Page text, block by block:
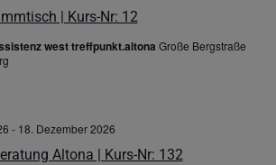
| Kurs-Nr: 12
west treffpunkt.altona Große Bergstraße
Altona | Kurs-Nr: 132
- 18. Dezember 2026